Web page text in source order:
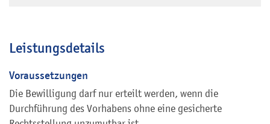
Leistungsdetails
Voraussetzungen
Die Bewilligung darf nur erteilt werden, wenn die
Durchführung des Vorhabens ohne eine gesicherte